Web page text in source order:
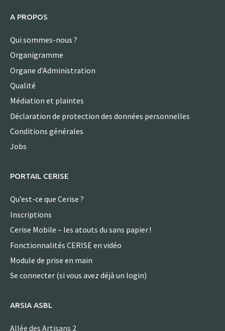
A PROPOS
Qui sommes-nous ?
Organigramme
Organe d’Administration
Qualité
Médiation et plaintes
Déclaration de protection des données personnelles
Conditions générales
Jobs
PORTAIL CERISE
Qu’est-ce que Cerise ?
Inscriptions
Cerise Mobile – les atouts du sans papier !
Fonctionnalités CERISE en vidéo
Module de prise en main
Se connecter (si vous avez déjà un login)
ARSIA ASBL
Allée des Artisans 2